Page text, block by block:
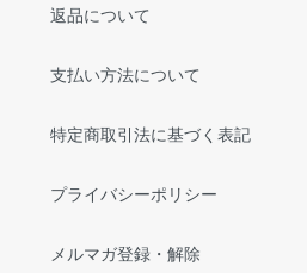
返品について
支払い方法について
特定商取引法に基づく表記
プライバシーポリシー
メルマガ登録・解除